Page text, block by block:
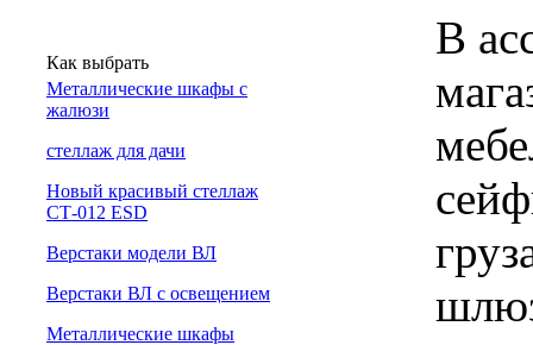
Как выбрать
Металлические шкафы с
жалюзи
cтеллаж для дачи
Новый красивый стеллаж
СТ-012 ESD
Верстаки модели ВЛ
Верстаки ВЛ с освещением
Металлические шкафы
В